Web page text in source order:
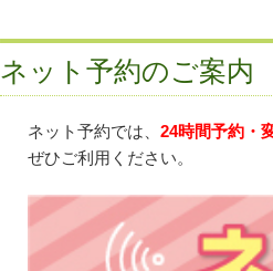
ネット予約のご案内
ネット予約では、 24時間予約・
ぜひご利用ください。